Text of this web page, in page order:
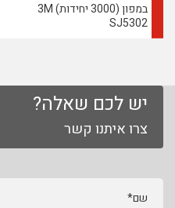
במפון (3000 יחידות) 3M
SJ5302
יש לכם שאלה?
צרו איתנו קשר
שם*